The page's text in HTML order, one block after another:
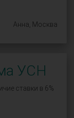
Анна, Москва
УСН
ставки в 6%